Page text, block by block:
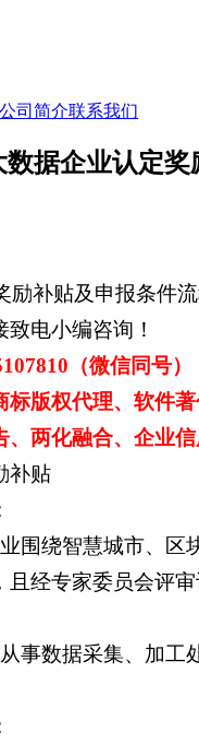
公司简介联系我们
据企业认定
励补贴及申报条件
电小编咨询！
（微信同号）
标版权代理、软件
两化融合、企业
补贴
围绕智慧城市、
经专家委员会评
事数据采集、加